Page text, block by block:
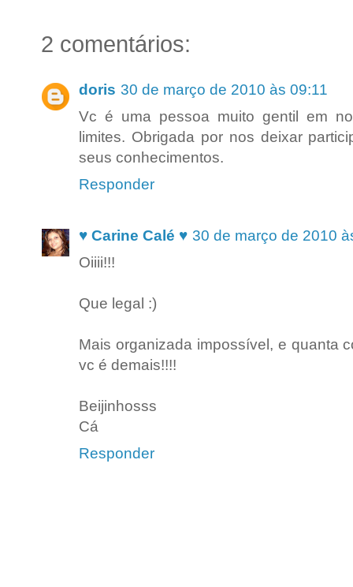
2 comentários:
doris 30 de março de 2010 às 09:11
Vc é uma pessoa muito gentil em
limites. Obrigada por nos deixar
seus conhecimentos.
Responder
♥ Carine Calé ♥ 30 de março de 2010
Oiiii!!!
Que legal :)
Mais organizada impossível, e quanta
vc é demais!!!!
Beijinhosss
Cá
Responder